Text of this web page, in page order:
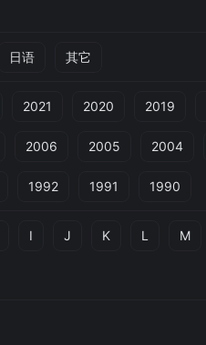
日语 其它
2021 2020 2019
2006 2005 2004
1992 1991 1990
I J K L M